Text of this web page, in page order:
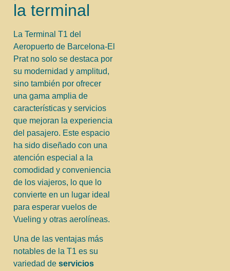
la terminal
La Terminal T1 del
Aeropuerto de Barcelona-El
Prat no solo se destaca por
su modernidad y amplitud,
sino también por ofrecer
una gama amplia de
características y servicios
que mejoran la experiencia
del pasajero. Este espacio
ha sido diseñado con una
atención especial a la
comodidad y conveniencia
de los viajeros, lo que lo
convierte en un lugar ideal
para esperar vuelos de
Vueling y otras aerolíneas.
Una de las ventajas más
notables de la T1 es su
variedad de servicios